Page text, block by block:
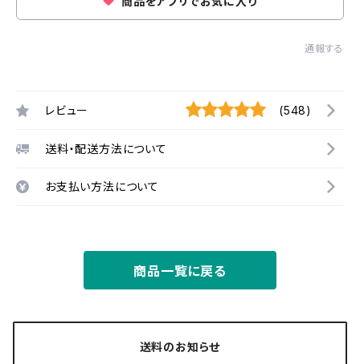
通報する
レビュー (548)
送料・配送方法について
お支払い方法について
商品一覧に戻る
送料のお知らせ